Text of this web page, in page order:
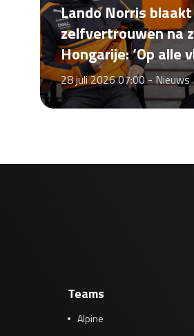
Lando Norris
zelfvertrouwen na
Hongarije: ‘Op alle
28 juli 2026 07:00 -Nieuws
Teams
Alpine